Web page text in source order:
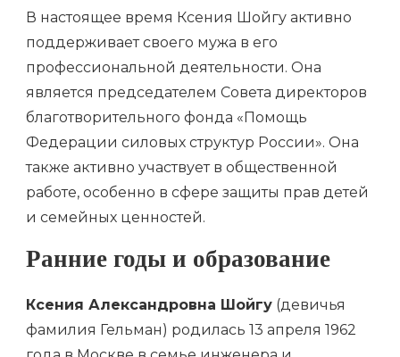
В настоящее время Ксения Шойгу активно
поддерживает своего мужа в его
профессиональной деятельности. Она
является председателем Совета директоров
благотворительного фонда «Помощь
Федерации силовых структур России». Она
также активно участвует в общественной
работе, особенно в сфере защиты прав детей
и семейных ценностей.
Ранние годы и образование
Ксения Александровна Шойгу (девичья
фамилия Гельман) родилась 13 апреля 1962